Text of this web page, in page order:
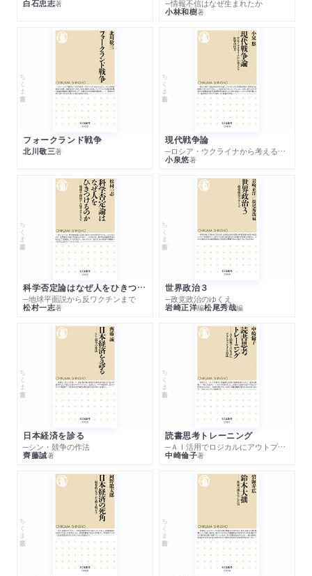
白石忠志著 ─情報不信はなぜ生まれたか
小林和樹著
ちくま新書
フォークランド戦争
北川敬三著
ちくま新書
現代戦争論
─ロシア・ウクライナから考える世界の行方
小泉悠著
ちくま新書
科学否定論はなぜ人をひきつけるのか
─地球平面説から反ワクチンまで
松村一志著
ちくま新書
世界政治３
─政党政治のゆくえ
岩崎正洋編松尾秀哉編
ちくま新書
日本経済を診る
─シン・競争の作法
齊藤誠著
ちくま新書
読書思考トレーニング
─ＡＩ活用でロジカルにアウトプットする技法
中崎倫子著
ちくま新書 ちくま新書